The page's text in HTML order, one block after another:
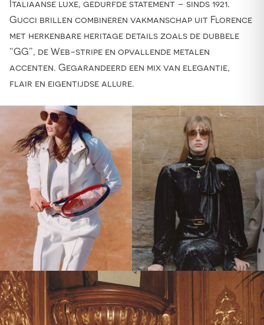
Italiaanse luxe, gedurfde statement – sinds 1921.
Gucci brillen combineren vakmanschap uit Florence
met herkenbare heritage details zoals de dubbele
“GG”, de Web-stripe en opvallende metalen
accenten. Gegarandeerd een mix van elegantie,
flair en eigentijdse allure.